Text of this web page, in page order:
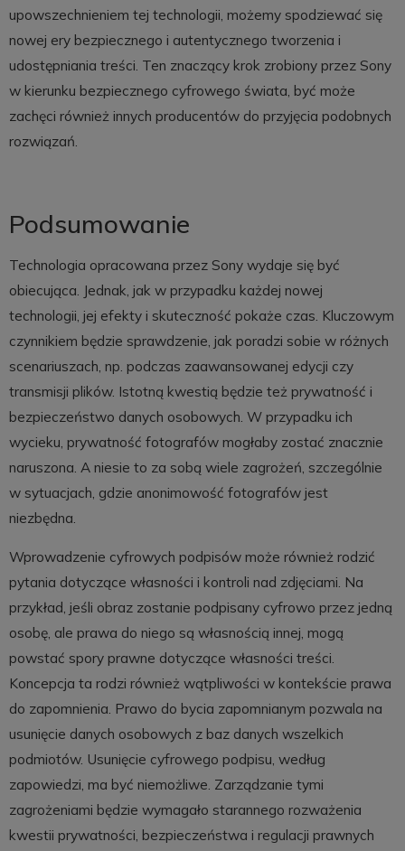
upowszechnieniem tej technologii, możemy spodziewać się
nowej ery bezpiecznego i autentycznego tworzenia i
udostępniania treści. Ten znaczący krok zrobiony przez Sony
w kierunku bezpiecznego cyfrowego świata, być może
zachęci również innych producentów do przyjęcia podobnych
rozwiązań.
Podsumowanie
Technologia opracowana przez Sony wydaje się być
obiecująca. Jednak, jak w przypadku każdej nowej
technologii, jej efekty i skuteczność pokaże czas. Kluczowym
czynnikiem będzie sprawdzenie, jak poradzi sobie w różnych
scenariuszach, np. podczas zaawansowanej edycji czy
transmisji plików. Istotną kwestią będzie też prywatność i
bezpieczeństwo danych osobowych. W przypadku ich
wycieku, prywatność fotografów mogłaby zostać znacznie
naruszona. A niesie to za sobą wiele zagrożeń, szczególnie
w sytuacjach, gdzie anonimowość fotografów jest
niezbędna.
Wprowadzenie cyfrowych podpisów może również rodzić
pytania dotyczące własności i kontroli nad zdjęciami. Na
przykład, jeśli obraz zostanie podpisany cyfrowo przez jedną
osobę, ale prawa do niego są własnością innej, mogą
powstać spory prawne dotyczące własności treści.
Koncepcja ta rodzi również wątpliwości w kontekście prawa
do zapomnienia. Prawo do bycia zapomnianym pozwala na
usunięcie danych osobowych z baz danych wszelkich
podmiotów. Usunięcie cyfrowego podpisu, według
zapowiedzi, ma być niemożliwe. Zarządzanie tymi
zagrożeniami będzie wymagało starannego rozważenia
kwestii prywatności, bezpieczeństwa i regulacji prawnych